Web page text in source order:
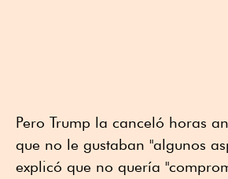
Pero Trump la canceló horas
que no le gustaban "algunos
explicó que no quería